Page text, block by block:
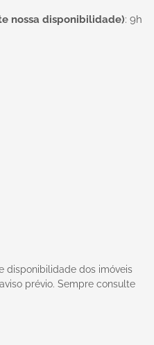
nossa disponibilidade): 9h
disponibilidade dos imóveis
prévio. Sempre consulte